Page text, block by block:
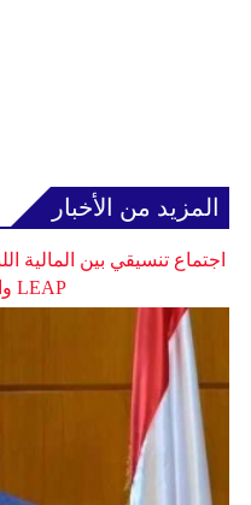
المزيد من الأخبار
اجتماع تنسيقي بين المالية
LEAP والتنمية الرقمية